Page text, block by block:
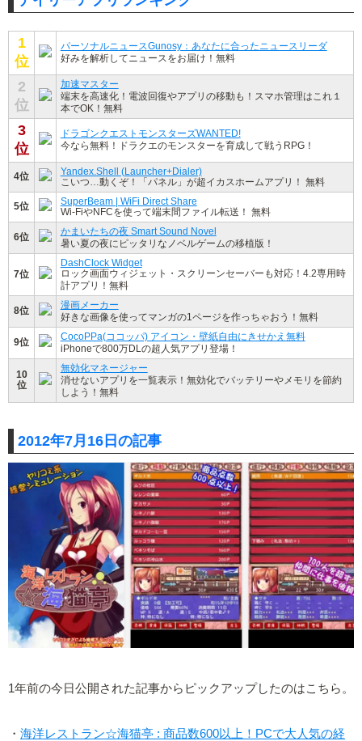
1
位
パーソナルニュースGunosy：あなたに合ったニュースリーダ
好みを解析してニュースをお届け！無料
2
位
加速マスター
端末を高速化！電波回復やアプリの移動も！スマホ管理はこれ１
本でOK！無料
3
位
ドラゴンクエストモンスターズWANTED!
今なら無料！ドラクエのモンスターを育成して戦うRPG！
4位
Yandex.Shell (Launcher+Dialer)
こいつ…動くぞ！「パネル」が超イカスホームアプリ！ 無料
5位
SuperBeam | WiFi Direct Share
Wi-FiやNFCを使って端末間ファイル転送！ 無料
6位
かまいたちの夜 Smart Sound Novel
暑い夏の夜にピッタリなノベルゲームの移植版！
7位
DashClock Widget
ロック画面ウィジェット・スクリーンセーバーも対応！4.2専用時
計アプリ！無料
8位
漫画メーカー
好きな画像を使ってマンガの1ページを作っちゃおう！無料
9位
CocoPPa(ココッパ) アイコン・壁紙自由にきせかえ無料
iPhoneで800万DLの超人気アプリ登場！
10
位
無効化マネージャー
消せないアプリを一覧表示！無効化でバッテリーやメモリを節約
しよう！無料
2012年7月16日の記事
1年前の今日公開された記事からピックアップしたのはこちら。
・ 海洋レストラン☆海猫亭 : 商品数600以上！PCで大人気の経